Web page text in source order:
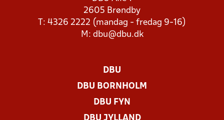
2605 Brøndby
T: 4326 2222 (mandag - fredag 9-16)
M: dbu@dbu.dk
DBU
DBU BORNHOLM
DBU FYN